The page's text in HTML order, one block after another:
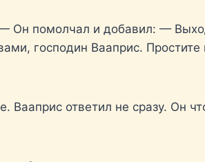
Он помолчал и добавил: —
господин Вааприс. Простите
Вааприс ответил не сразу. Он